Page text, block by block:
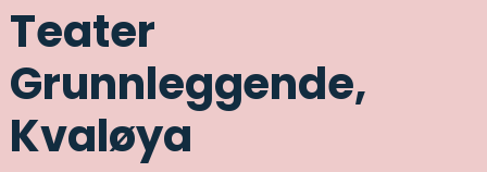
Teater
Grunnleggende,
Kvaløya